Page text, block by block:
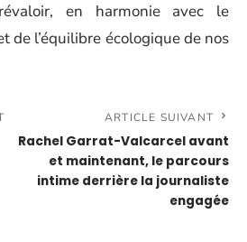
en harmonie avec le
de l’équilibre écologique de nos
ARTICLE SUIVANT
Rachel Garrat-Valcarcel avant
et maintenant, le parcours
intime derrière la journaliste
engagée